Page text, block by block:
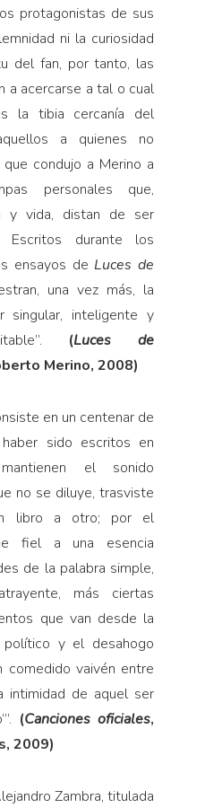
protagonistas de sus
ni la curiosidad
del fan, por tanto, las
a acercarse a tal o cual
la tibia cercanía del
a quienes no
condujo a Merino a
personales que,
y vida, distan de ser
Escritos durante los
ensayos de Luces de
una vez más, la
singular, inteligente y
(Luces de
Merino, 2008)
en un centenar de
sido escritos en
el sonido
no se diluye, trasviste
libro a otro; por el
fiel a una esencia
de la palabra simple,
más ciertas
que van desde la
político y el desahogo
comedido vaivén entre
intimidad de aquel ser
(Canciones oficiales,
2009)
Zambra, titulada